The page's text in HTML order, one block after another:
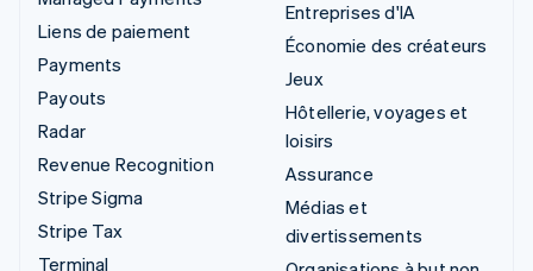
Liens de paiement
Payments
Payouts
Radar
Revenue Recognition
Stripe Sigma
Stripe Tax
Terminal
Entreprises d'IA
Économie des créateurs
Jeux
Hôtellerie, voyages et
loisirs
Assurance
Médias et
divertissements